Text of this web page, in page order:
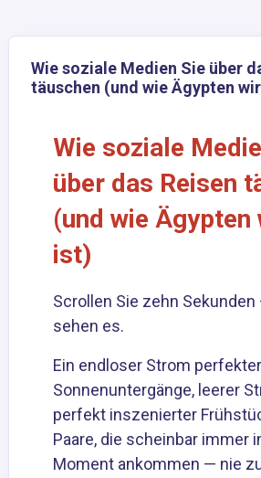
Wie soziale Medien Sie über
täuschen (und wie Ägypten
Wie soziale
über das Reisen
(und wie
ist)
Scrollen Sie zehn Sekunden
sehen es.
Ein endloser Strom perfekter
Sonnenuntergänge, leerer
perfekt inszenierter
Paare, die scheinbar immer
Moment ankommen — nie